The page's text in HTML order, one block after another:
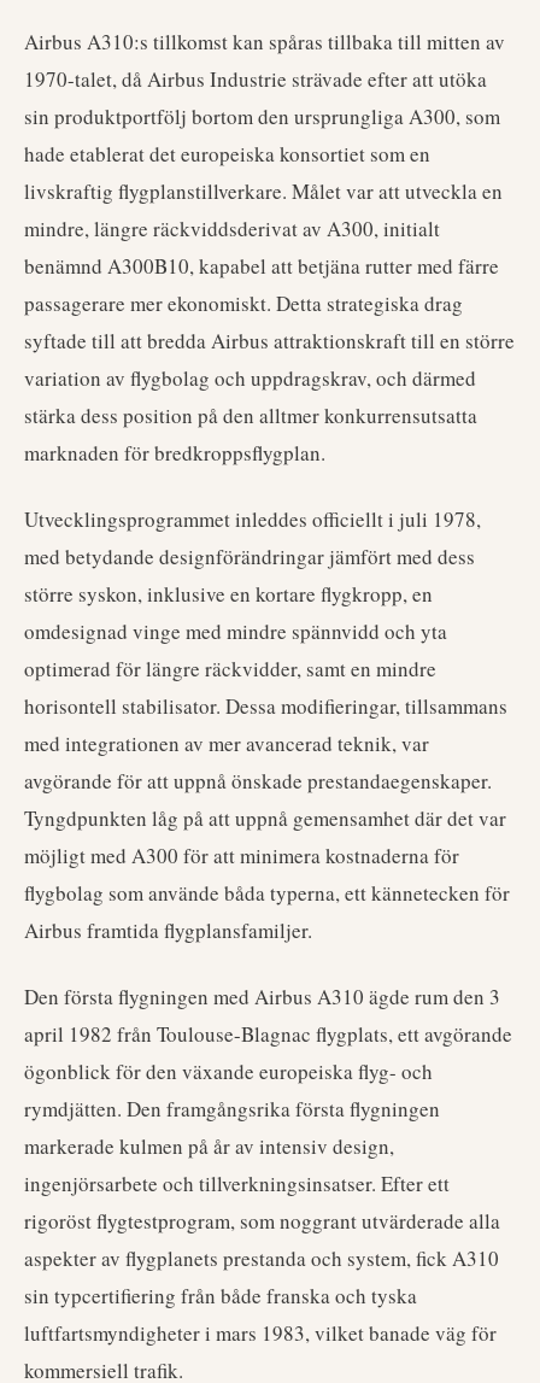
Airbus A310:s tillkomst kan spåras tillbaka till mitten av
1970-talet, då Airbus Industrie strävade efter att utöka
sin produktportfölj bortom den ursprungliga A300, som
hade etablerat det europeiska konsortiet som en
livskraftig flygplanstillverkare. Målet var att utveckla en
mindre, längre räckviddsderivat av A300, initialt
benämnd A300B10, kapabel att betjäna rutter med färre
passagerare mer ekonomiskt. Detta strategiska drag
syftade till att bredda Airbus attraktionskraft till en större
variation av flygbolag och uppdragskrav, och därmed
stärka dess position på den alltmer konkurrensutsatta
marknaden för bredkroppsflygplan.
Utvecklingsprogrammet inleddes officiellt i juli 1978,
med betydande designförändringar jämfört med dess
större syskon, inklusive en kortare flygkropp, en
omdesignad vinge med mindre spännvidd och yta
optimerad för längre räckvidder, samt en mindre
horisontell stabilisator. Dessa modifieringar, tillsammans
med integrationen av mer avancerad teknik, var
avgörande för att uppnå önskade prestandaegenskaper.
Tyngdpunkten låg på att uppnå gemensamhet där det var
möjligt med A300 för att minimera kostnaderna för
flygbolag som använde båda typerna, ett kännetecken för
Airbus framtida flygplansfamiljer.
Den första flygningen med Airbus A310 ägde rum den 3
april 1982 från Toulouse-Blagnac flygplats, ett avgörande
ögonblick för den växande europeiska flyg- och
rymdjätten. Den framgångsrika första flygningen
markerade kulmen på år av intensiv design,
ingenjörsarbete och tillverkningsinsatser. Efter ett
rigoröst flygtestprogram, som noggrant utvärderade alla
aspekter av flygplanets prestanda och system, fick A310
sin typcertifiering från både franska och tyska
luftfartsmyndigheter i mars 1983, vilket banade väg för
kommersiell trafik.